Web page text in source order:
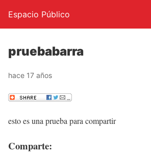
Espacio Público
pruebabarra
hace 17 años
esto es una prueba para compartir
Comparte: